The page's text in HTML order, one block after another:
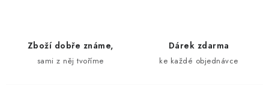
Zboží dobře známe,
sami z něj tvoříme
Dárek zdarma
ke každé objednávce